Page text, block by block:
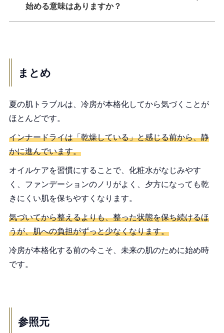
始める意味はありますか？
まとめ
夏の肌トラブルは、冷房が本格化してから気づくことが
ほとんどです。
インナードライは「乾燥している」と感じる前から、静
かに進んでいます。
オイルケアを習慣にすることで、化粧水がなじみやす
く、ファンデーションのノリがよく、夕方になっても乾
きにくい肌を保ちやすくなります。
気づいてから整えるよりも、整った状態を保ち続けるほ
うが、肌への負担がずっと少なくなります。
冷房が本格化する前の今こそ、未来の肌のために始め時
です。
参照元